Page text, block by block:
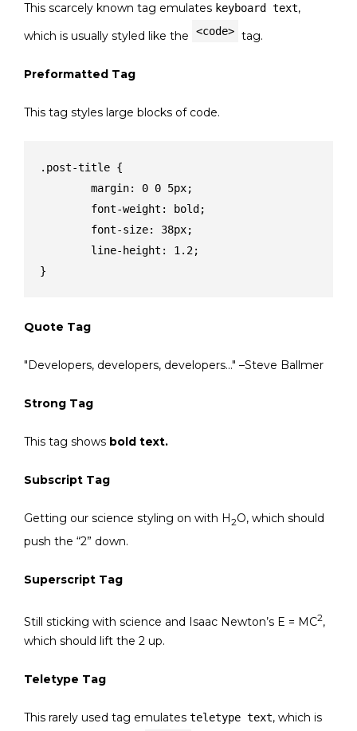
This scarcely known tag emulates keyboard text,
which is usually styled like the
<code> tag.
Preformatted Tag
This tag styles large blocks of code.
.post-title {
}
Quote Tag
Developers, developers, developers… –Steve Ballmer
Strong Tag
This tag shows bold text.
Subscript Tag
Getting our science styling on with H 2O, which should
push the “2” down.
Superscript Tag
Still sticking with science and Isaac Newton’s E = MC2,
which should lift the 2 up.
Teletype Tag
This rarely used tag emulates teletype text, which is